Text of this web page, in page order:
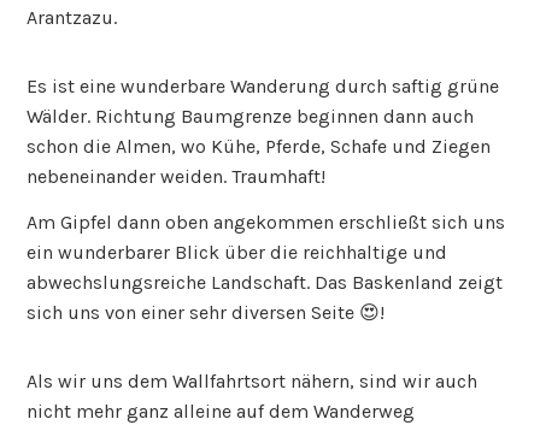
Arantzazu.
Es ist eine wunderbare Wanderung durch saftig grüne
Wälder. Richtung Baumgrenze beginnen dann auch
schon die Almen, wo Kühe, Pferde, Schafe und Ziegen
nebeneinander weiden. Traumhaft!
Am Gipfel dann oben angekommen erschließt sich uns
ein wunderbarer Blick über die reichhaltige und
abwechslungsreiche Landschaft. Das Baskenland zeigt
sich uns von einer sehr diversen Seite 😍!
Als wir uns dem Wallfahrtsort nähern, sind wir auch
nicht mehr ganz alleine auf dem Wanderweg